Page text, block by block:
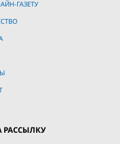
ГАЗЕТУ
РАССЫЛКУ